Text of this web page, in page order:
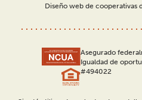
Diseño web de cooperativas
Asegurado
Igualdad de
#494022